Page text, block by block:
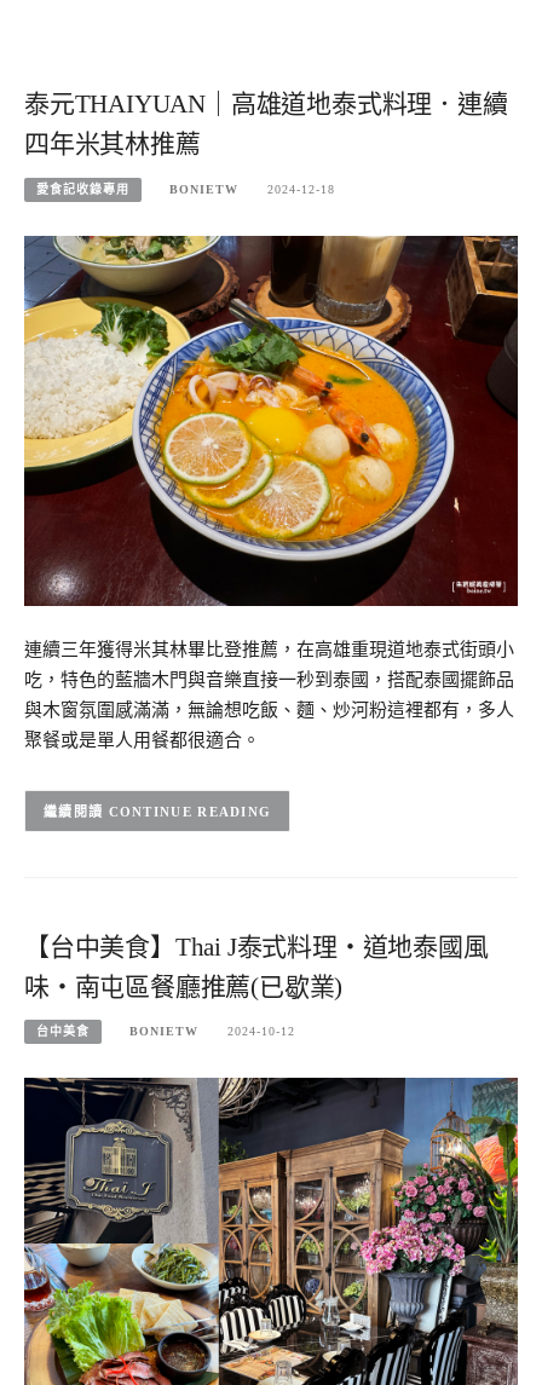
泰元THAIYUAN｜高雄道地泰式料理．連續
四年米其林推薦
愛食記收錄專用 BONIETW 2024-12-18
連續三年獲得米其林畢比登推薦，在高雄重現道地泰式街頭小
吃，特色的藍牆木門與音樂直接一秒到泰國，搭配泰國擺飾品
與木窗氛圍感滿滿，無論想吃飯、麵、炒河粉這裡都有，多人
聚餐或是單人用餐都很適合。
CONTINUE READING
【台中美食】Thai J泰式料理・道地泰國風
味・南屯區餐廳推薦(已歇業)
台中美食 BONIETW 2024-10-12